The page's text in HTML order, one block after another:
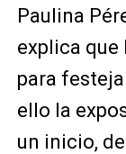
Paulina
explica que
para
ello la
un inicio,